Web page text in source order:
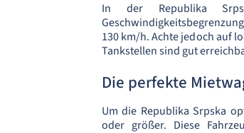
In der Republika
130 km/h. Achte jedoch auf
Tankstellen sind gut
Die perfekte
Um die Republika Srpska
oder größer. Diese